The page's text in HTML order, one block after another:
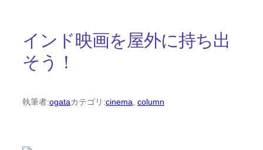
インド映画を屋外に持ち出
そう！
執筆者:ogataカテゴリ:cinema, column